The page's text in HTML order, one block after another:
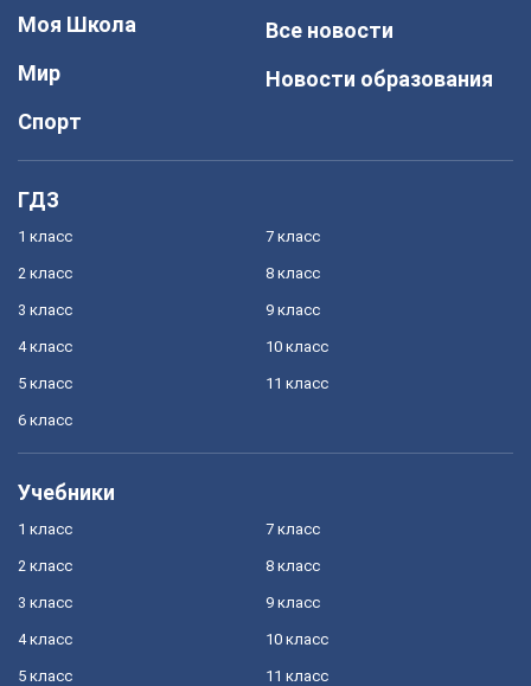
Моя Школа
Мир
Спорт
Все новости
Новости образования
ГДЗ
1 класс
2 класс
3 класс
4 класс
5 класс
6 класс
7 класс
8 класс
9 класс
10 класс
11 класс
Учебники
1 класс
2 класс
3 класс
4 класс
5 класс
7 класс
8 класс
9 класс
10 класс
11 класс